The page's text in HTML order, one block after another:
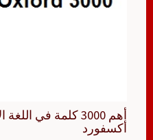
أهم 3000 كلمة في
أكسفورد